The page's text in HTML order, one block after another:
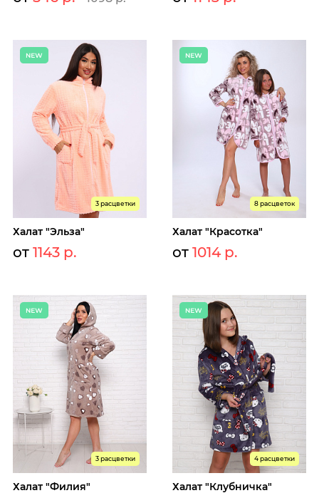
3 расцветки
Халат "Эльза"
от 1143 р.
8 расцветок
Халат "Красотка"
от 1014 р.
3 расцветки
Халат "Филия"
4 расцветки
Халат "Клубничка"